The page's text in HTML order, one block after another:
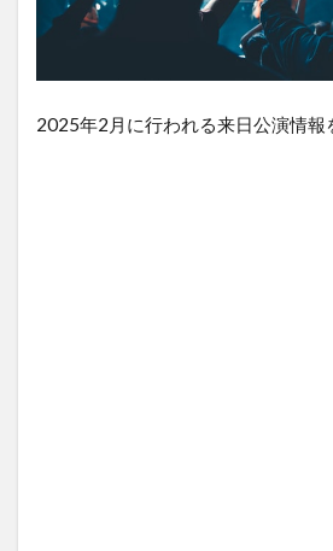
2025年2月に行われる来日公演情報